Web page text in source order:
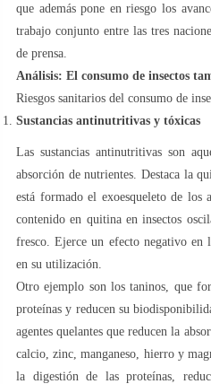
que además pone en riesgo los
trabajo conjunto entre las tres
de prensa.
Análisis: El consumo de insectos
Riesgos sanitarios del consumo de
Sustancias antinutritivas y tóxicas
Las sustancias antinutritivas son
absorción de nutrientes. Destaca la
está formado el exoesqueleto de los
contenido en quitina en insectos
fresco. Ejerce un efecto negativo en
en su utilización.
Otro ejemplo son los taninos, que
proteínas y reducen su
agentes quelantes que reducen la
calcio, zinc, manganeso, hierro y
la digestión de las proteínas,